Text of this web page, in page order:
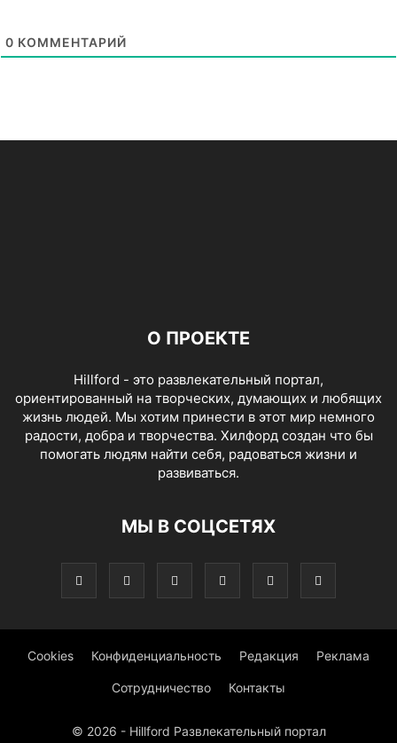
0 КОММЕНТАРИЙ
О ПРОЕКТЕ
Hillford - это развлекательный портал,
ориентированный на творческих, думающих и любящих
жизнь людей. Мы хотим принести в этот мир немного
радости, добра и творчества. Хилфорд создан что бы
помогать людям найти себя, радоваться жизни и
развиваться.
МЫ В СОЦСЕТЯХ
Cookies Конфиденциальность Редакция Реклама
Сотрудничество Контакты
© 2026 - Hillford Развлекательный портал